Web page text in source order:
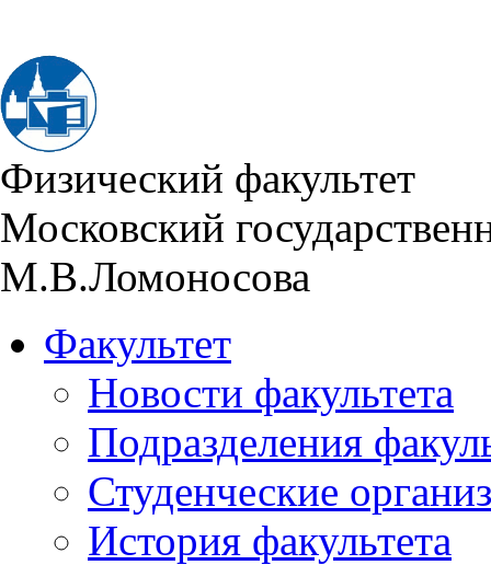
Физический факультет
Московский
М.В.Ломоносова
Факультет
Новости факультета
Подразделения
Студенческие
История факультета